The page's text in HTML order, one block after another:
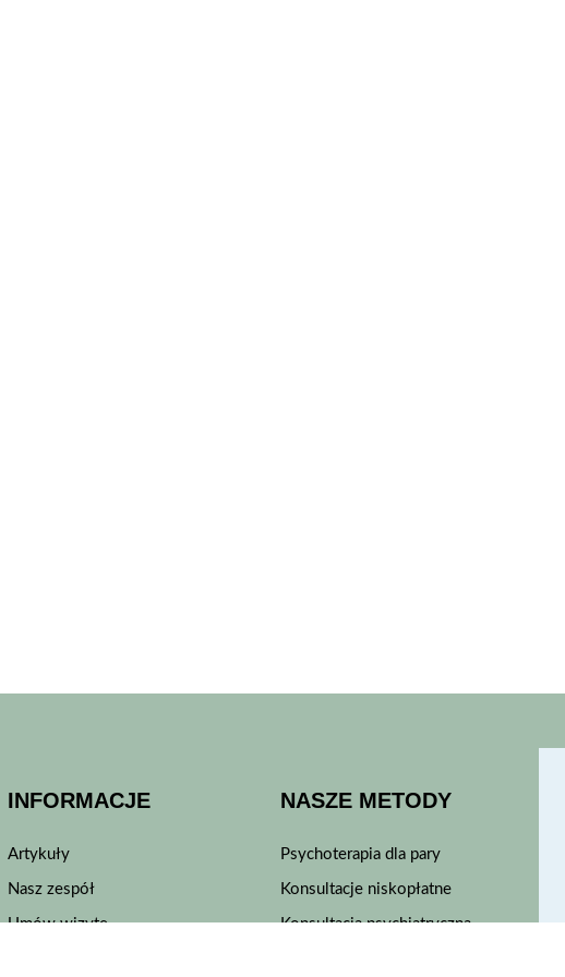
INFORMACJE
Artykuły
Nasz zespół
Umów wizytę
NASZE METODY
Psychoterapia dla pary
Konsultacje niskopłatne
Konsultacja psychiatryczna